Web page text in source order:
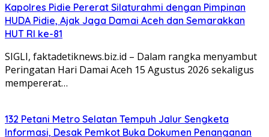
Kapolres Pidie Pererat Silaturahmi dengan Pimpinan
HUDA Pidie, Ajak Jaga Damai Aceh dan Semarakkan
HUT RI ke-81
‎‎SIGLI, faktadetiknews.biz.id – Dalam rangka menyambut
Peringatan Hari Damai Aceh 15 Agustus 2026 sekaligus
mempererat…
132 Petani Metro Selatan Tempuh Jalur Sengketa
Informasi, Desak Pemkot Buka Dokumen Penanganan